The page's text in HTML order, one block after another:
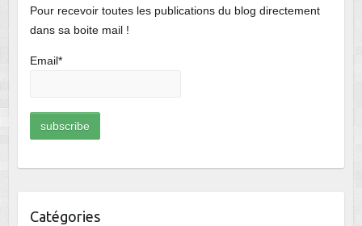
Pour recevoir toutes les publications du blog directement
dans sa boite mail !
Email*
Catégories